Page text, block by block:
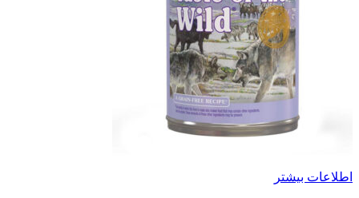
اطلاعات بیشتر